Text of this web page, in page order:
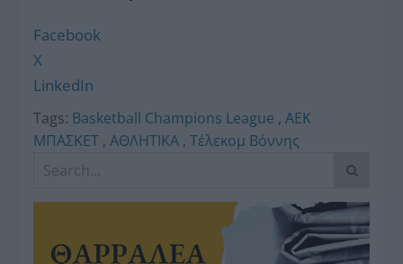
Facebook
X
LinkedIn
Tags: Basketball Champions League ,ΑΕΚ
ΜΠΑΣΚΕΤ ,ΑΘΛΗΤΙΚΑ ,Τέλεκομ Βόννης